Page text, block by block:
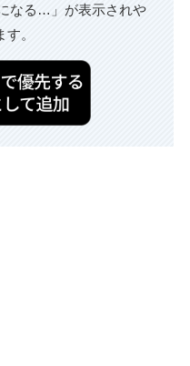
なる…」が表示されや
。